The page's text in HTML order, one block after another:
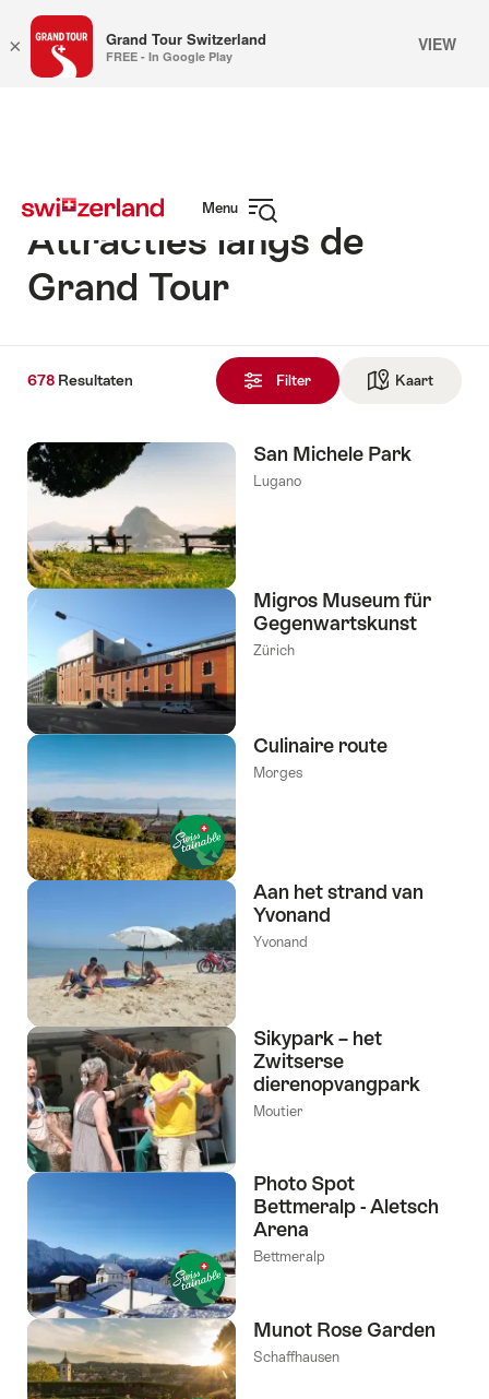
Menu
openen
Attracties langs de
Grand Tour
Resultaten
Filter Kaart
678 Resultaten
San Michele Park
Lugano
Migros Museum für
Gegenwartskunst
Zürich
Culinaire route
Morges
Aan het strand van
Yvonand
Yvonand
Sikypark – het
Zwitserse
dierenopvangpark
Moutier
Photo Spot
Bettmeralp - Aletsch
Arena
Bettmeralp
Munot Rose Garden
Schaffhausen
× Grand Tour Switzerland
FREE - In Google Play
VIEW